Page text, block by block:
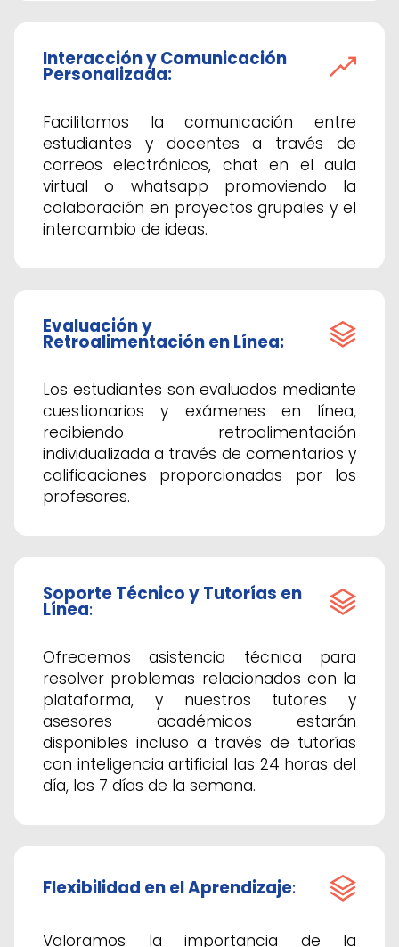
Interacción y Comunicación
Personalizada:
Facilitamos la comunicación entre
estudiantes y docentes a través de
correos electrónicos, chat en el aula
virtual o whatsapp promoviendo la
colaboración en proyectos grupales y el
intercambio de ideas.
Evaluación y
Retroalimentación en Línea:
Los estudiantes son evaluados mediante
cuestionarios y exámenes en línea,
recibiendo retroalimentación
individualizada a través de comentarios y
calificaciones proporcionadas por los
profesores.
Soporte Técnico y Tutorías en
Línea:
Ofrecemos asistencia técnica para
resolver problemas relacionados con la
plataforma, y nuestros tutores y
asesores académicos estarán
disponibles incluso a través de tutorías
con inteligencia artificial las 24 horas del
día, los 7 días de la semana.
Flexibilidad en el Aprendizaje:
Valoramos la importancia de la